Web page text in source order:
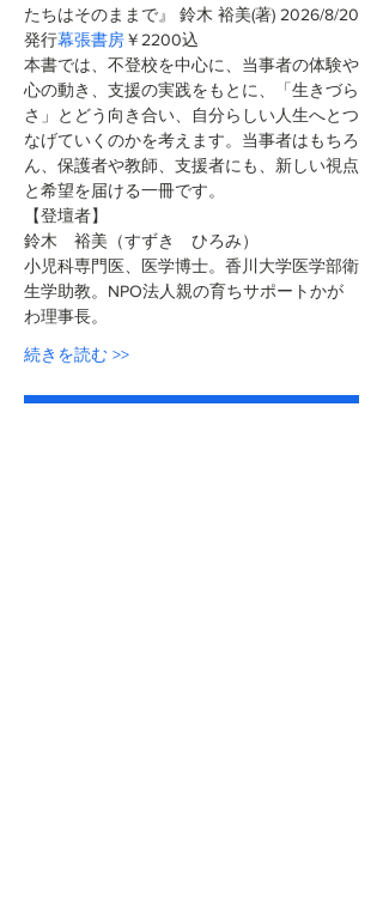
たちはそのままで』 鈴木 裕美(著) 2026/8/20
発行幕張書房￥2200込
本書では、不登校を中心に、当事者の体験や
心の動き、支援の実践をもとに、「生きづら
さ」とどう向き合い、自分らしい人生へとつ
なげていくのかを考えます。当事者はもちろ
ん、保護者や教師、支援者にも、新しい視点
と希望を届ける一冊です。
【登壇者】
鈴木　裕美（すずき　ひろみ）
小児科専門医、医学博士。香川大学医学部衛
生学助教。NPO法人親の育ちサポートかが
わ理事長。
続きを読む >>